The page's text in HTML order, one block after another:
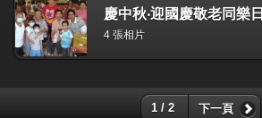
慶中秋‧迎國慶敬老同樂日
4 張相片
1 / 2 下一頁